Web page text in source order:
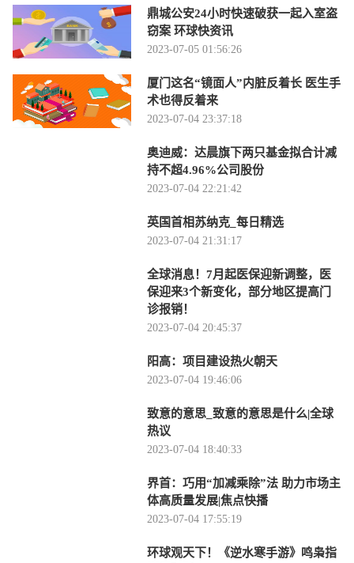
鼎城公安24小时快速破获一起入室盗
窃案 环球快资讯
2023-07-05 01:56:26
厦门这名“镜面人”内脏反着长 医生手
术也得反着来
2023-07-04 23:37:18
奥迪威：达晨旗下两只基金拟合计减
持不超4.96%公司股份
2023-07-04 22:21:42
英国首相苏纳克_每日精选
2023-07-04 21:31:17
全球消息！7月起医保迎新调整，医
保迎来3个新变化，部分地区提高门
诊报销！
2023-07-04 20:45:37
阳高：项目建设热火朝天
2023-07-04 19:46:06
致意的意思_致意的意思是什么|全球
热议
2023-07-04 18:40:33
界首：巧用“加减乘除”法 助力市场主
体高质量发展|焦点快播
2023-07-04 17:55:19
环球观天下！《逆水寒手游》鸣枭指